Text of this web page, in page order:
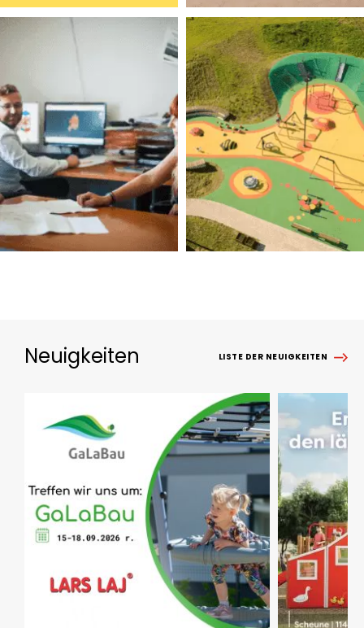
Neuigkeiten LISTE DER NEUIGKEITEN